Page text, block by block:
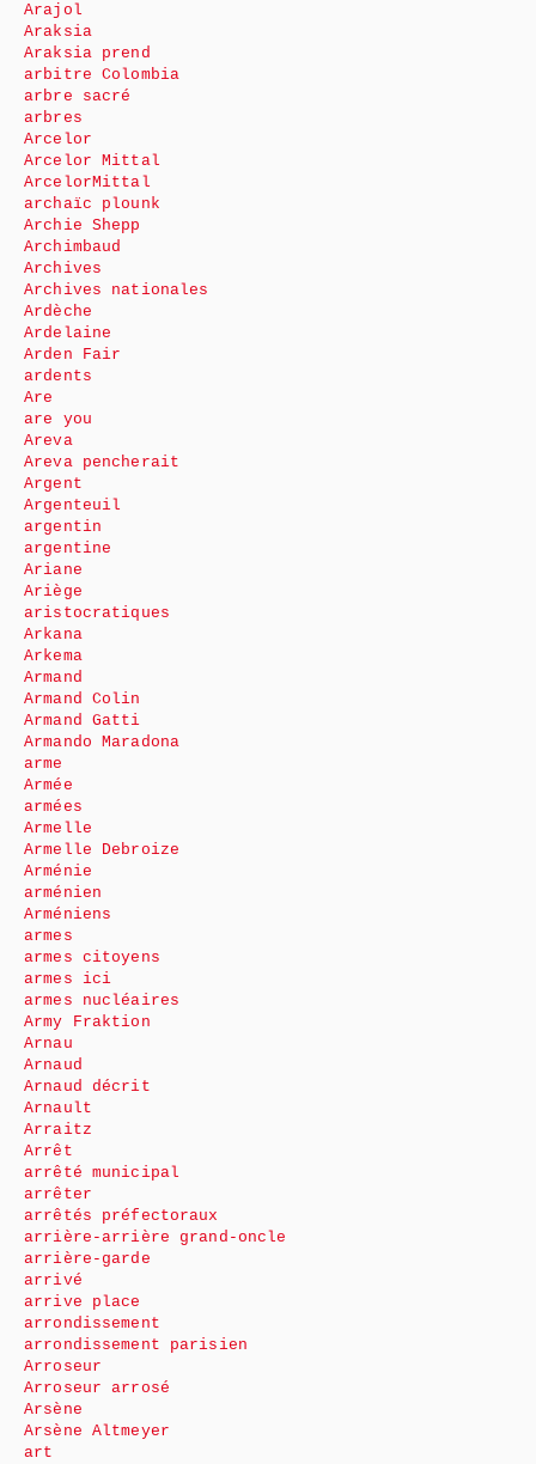
Arajol
Araksia
Araksia prend
arbitre Colombia
arbre sacré
arbres
Arcelor
Arcelor Mittal
ArcelorMittal
archaïc plounk
Archie Shepp
Archimbaud
Archives
Archives nationales
Ardèche
Ardelaine
Arden Fair
ardents
Are
are you
Areva
Areva pencherait
Argent
Argenteuil
argentin
argentine
Ariane
Ariège
aristocratiques
Arkana
Arkema
Armand
Armand Colin
Armand Gatti
Armando Maradona
arme
Armée
armées
Armelle
Armelle Debroize
Arménie
arménien
Arméniens
armes
armes citoyens
armes ici
armes nucléaires
Army Fraktion
Arnau
Arnaud
Arnaud décrit
Arnault
Arraitz
Arrêt
arrêté municipal
arrêter
arrêtés préfectoraux
arrière-arrière grand-oncle
arrière-garde
arrivé
arrive place
arrondissement
arrondissement parisien
Arroseur
Arroseur arrosé
Arsène
Arsène Altmeyer
art